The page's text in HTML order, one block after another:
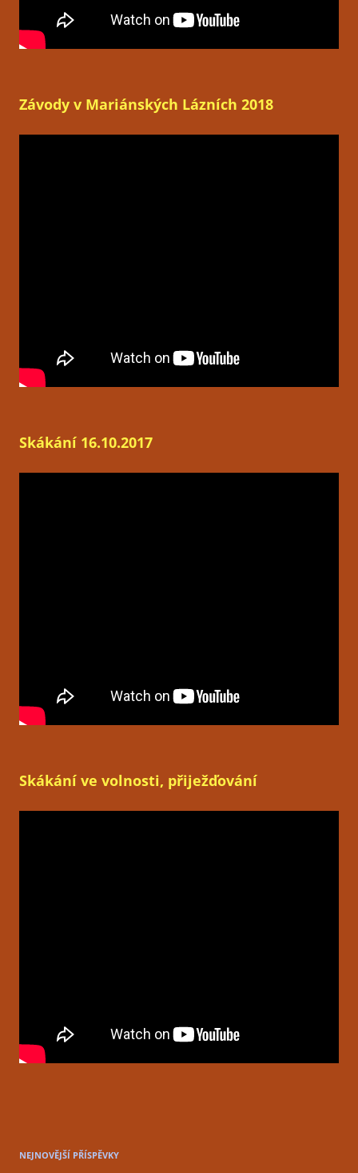
Závody v Mariánských Lázních 2018
Skákání 16.10.2017
Skákání ve volnosti, přiježďování
NEJNOVĚJŠÍ PŘÍSPĚVKY